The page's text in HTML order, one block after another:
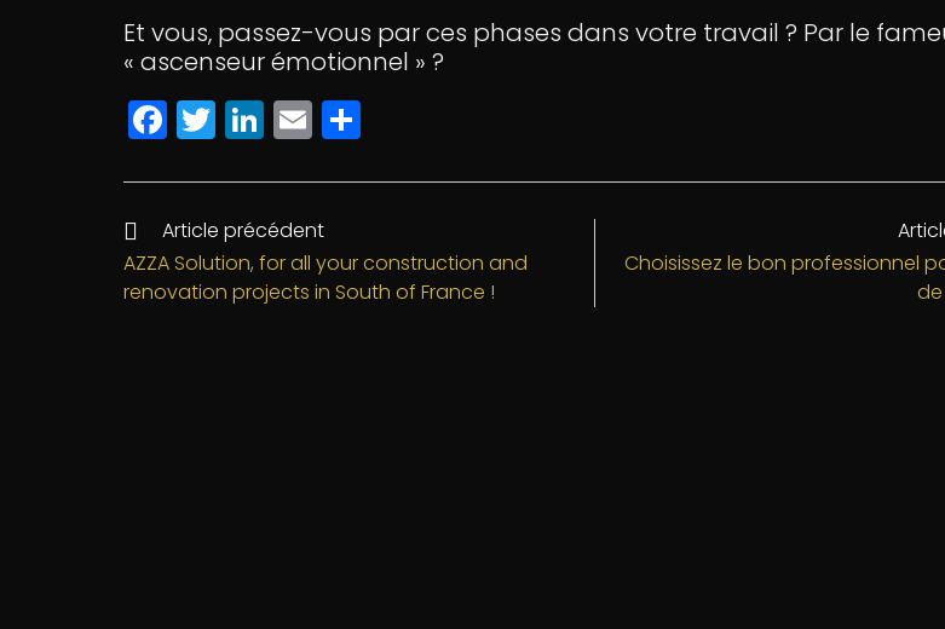
Et vous, passez-vous par ces phases dans votre travail ? Par le
« ascenseur émotionnel » ?
F
a
c
e
b
o
T
w
itt
e
r
Li
n
k
e
dI
n
E
m
ai
l
rt
g
e
Article précédent
AZZA Solution, for all your construction and
renovation projects in South of France !
Choisissez le bon professionnel